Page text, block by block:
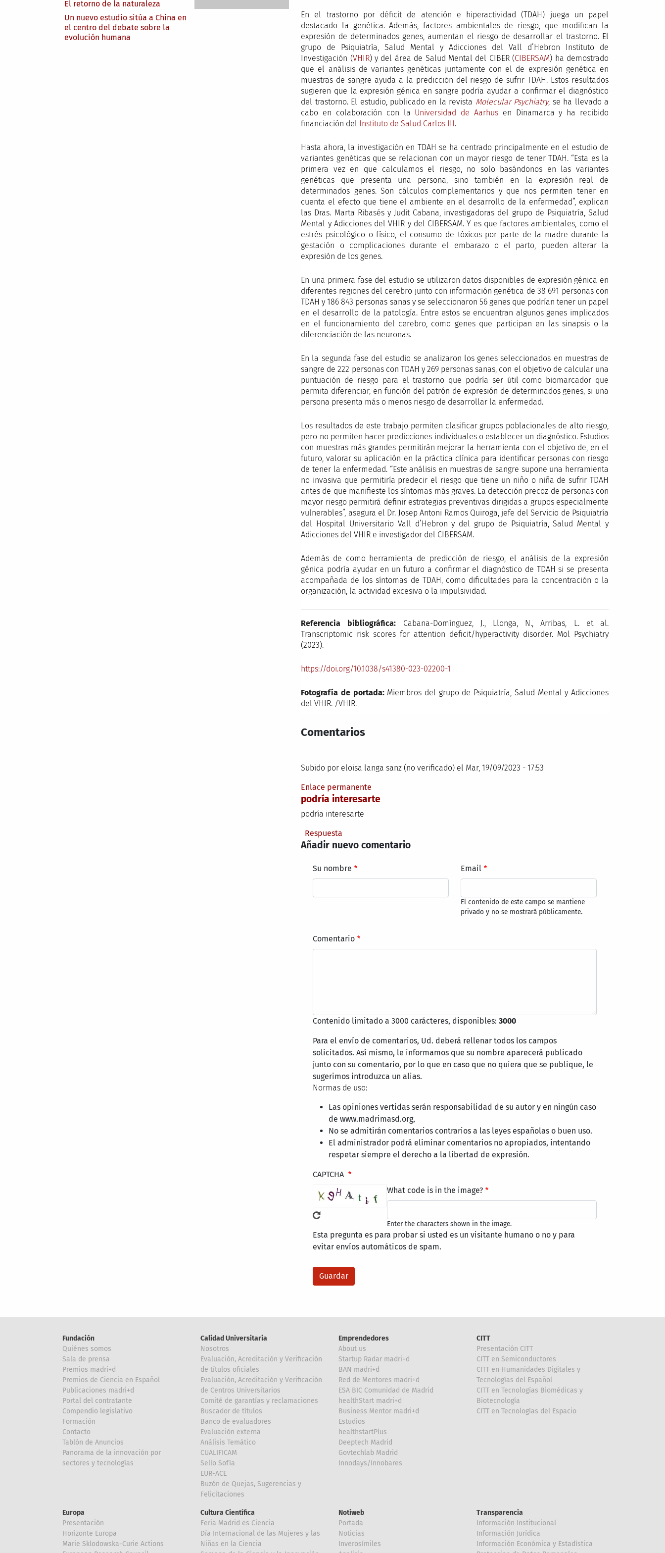
El retorno de la naturaleza
Un nuevo estudio sitúa a China en
el centro del debate sobre la
evolución humana
En el trastorno por déficit de atención e hiperactividad (TDAH) juega un papel
destacado la genética. Además, factores ambientales de riesgo, que modifican la
expresión de determinados genes, aumentan el riesgo de desarrollar el trastorno. El
grupo de Psiquiatría, Salud Mental y Adicciones del Vall d’Hebron Instituto de
Investigación (VHIR) y del área de Salud Mental del CIBER (CIBERSAM) ha demostrado
que el análisis de variantes genéticas juntamente con el de expresión genética en
muestras de sangre ayuda a la predicción del riesgo de sufrir TDAH. Estos resultados
sugieren que la expresión génica en sangre podría ayudar a confirmar el diagnóstico
del trastorno. El estudio, publicado en la revista Molecular Psychiatry, se ha llevado a
cabo en colaboración con la Universidad de Aarhusen Dinamarca y ha recibido
financiación del Instituto de Salud Carlos III .
Hasta ahora, la investigación en TDAH se ha centrado principalmente en el estudio de
variantes genéticas que se relacionan con un mayor riesgo de tener TDAH. “Esta es la
primera vez en que calculamos el riesgo, no solo basándonos en las variantes
genéticas que presenta una persona, sino también en la expresión real de
determinados genes. Son cálculos complementarios y que nos permiten tener en
cuenta el efecto que tiene el ambiente en el desarrollo de la enfermedad”, explican
las Dras. Marta Ribasés y Judit Cabana, investigadoras del grupo de Psiquiatría, Salud
Mental y Adicciones del VHIR y del CIBERSAM. Y es que factores ambientales, como el
estrés psicológico o físico, el consumo de tóxicos por parte de la madre durante la
gestación o complicaciones durante el embarazo o el parto, pueden alterar la
expresión de los genes.
En una primera fase del estudio se utilizaron datos disponibles de expresión génica en
diferentes regiones del cerebro junto con información genética de 38 691 personas con
TDAH y 186 843 personas sanas y se seleccionaron 56 genes que podrían tener un papel
en el desarrollo de la patología. Entre estos se encuentran algunos genes implicados
en el funcionamiento del cerebro, como genes que participan en las sinapsis o la
diferenciación de las neuronas.
En la segunda fase del estudio se analizaron los genes seleccionados en muestras de
sangre de 222 personas con TDAH y 269 personas sanas, con el objetivo de calcular una
puntuación de riesgo para el trastorno que podría ser útil como biomarcador que
permita diferenciar, en función del patrón de expresión de determinados genes, si una
persona presenta más o menos riesgo de desarrollar la enfermedad.
Los resultados de este trabajo permiten clasificar grupos poblacionales de alto riesgo,
pero no permiten hacer predicciones individuales o establecer un diagnóstico. Estudios
con muestras más grandes permitirán mejorar la herramienta con el objetivo de, en el
futuro, valorar su aplicación en la práctica clínica para identificar personas con riesgo
de tener la enfermedad. “Este análisis en muestras de sangre supone una herramienta
no invasiva que permitiría predecir el riesgo que tiene un niño o niña de sufrir TDAH
antes de que manifieste los síntomas más graves. La detección precoz de personas con
mayor riesgo permitirá definir estrategias preventivas dirigidas a grupos especialmente
vulnerables”, asegura el Dr. Josep Antoni Ramos Quiroga, jefe del Servicio de Psiquiatría
del Hospital Universitario Vall d’Hebron y del grupo de Psiquiatría, Salud Mental y
Adicciones del VHIR e investigador del CIBERSAM.
Además de como herramienta de predicción de riesgo, el análisis de la expresión
génica podría ayudar en un futuro a confirmar el diagnóstico de TDAH si se presenta
acompañada de los síntomas de TDAH, como dificultades para la concentración o la
organización, la actividad excesiva o la impulsividad.
Referencia bibliográfica: Cabana-Domínguez, J., Llonga, N., Arribas, L. et al.
Transcriptomic risk scores for attention deficit/hyperactivity disorder. Mol Psychiatry
(2023).
https://doi.org/10.1038/s41380-023-02200-1
Fotografía de portada:Miembros del grupo de Psiquiatría, Salud Mental y Adicciones
del VHIR. /VHIR.
Comentarios
Subido por eloisa langa sanz (no verificado) el Mar, 19/09/2023 - 17:53
Enlace permanente
podría interesarte
podría interesarte
Respuesta
Añadir nuevo comentario
Su nombre Email
El contenido de este campo se mantiene
privado y no se mostrará públicamente.
Comentario
Contenido limitado a 3000 carácteres, disponibles:3000
Para el envío de comentarios, Ud. deberá rellenar todos los campos
solicitados. Así mismo, le informamos que su nombre aparecerá publicado
junto con su comentario, por lo que en caso que no quiera que se publique, le
sugerimos introduzca un alias.
Normas de uso:
Las opiniones vertidas serán responsabilidad de su autor y en ningún caso
de www.madrimasd.org,
No se admitirán comentarios contrarios a las leyes españolas o buen uso.
El administrador podrá eliminar comentarios no apropiados, intentando
respetar siempre el derecho a la libertad de expresión.
CAPTCHA
What code is in the image?
Enter the characters shown in the image.
Esta pregunta es para probar si usted es un visitante humano o no y para
evitar envíos automáticos de spam.
Fundación
Quiénes somos
Sala de prensa
Premios madri+d
Premios de Ciencia en Español
Publicaciones madri+d
Portal del contratante
Compendio legislativo
Formación
Contacto
Tablón de Anuncios
Panorama de la innovación por
sectores y tecnologías
Calidad Universitaria
Nosotros
Evaluación, Acreditación y Verificación
de títulos oficiales
Evaluación, Acreditación y Verificación
de Centros Universitarios
Comité de garantías y reclamaciones
Buscador de títulos
Banco de evaluadores
Evaluación externa
Análisis Temático
CUALIFICAM
Sello Sofía
EUR-ACE
Buzón de Quejas, Sugerencias y
Felicitaciones
Emprendedores
About us
Startup Radar madri+d
BAN madri+d
Red de Mentores madri+d
ESA BIC Comunidad de Madrid
healthStart madri+d
Business Mentor madri+d
Estudios
healthstartPlus
Deeptech Madrid
Govtechlab Madrid
Innodays/Innobares
CITT
Presentación CITT
CITT en Semiconductores
CITT en Humanidades Digitales y
Tecnologías del Español
CITT en Tecnologías Biomédicas y
Biotecnología
CITT en Tecnologías del Espacio
Europa
Presentación
Horizonte Europa
Marie Sklodowska-Curie Actions
Cultura Científica
Feria Madrid es Ciencia
Día Internacional de las Mujeres y las
Niñas en la Ciencia
Notiweb
Portada
Noticias
Inverosímiles
Transparencia
Información Institucional
Información Jurídica
Información Económica y Estadística